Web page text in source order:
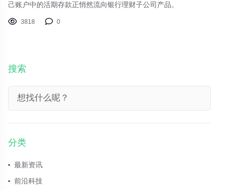
己账户中的活期存款正悄然流向银行理财子公司产品。
3818 0
搜索
分类
最新资讯
前沿科技